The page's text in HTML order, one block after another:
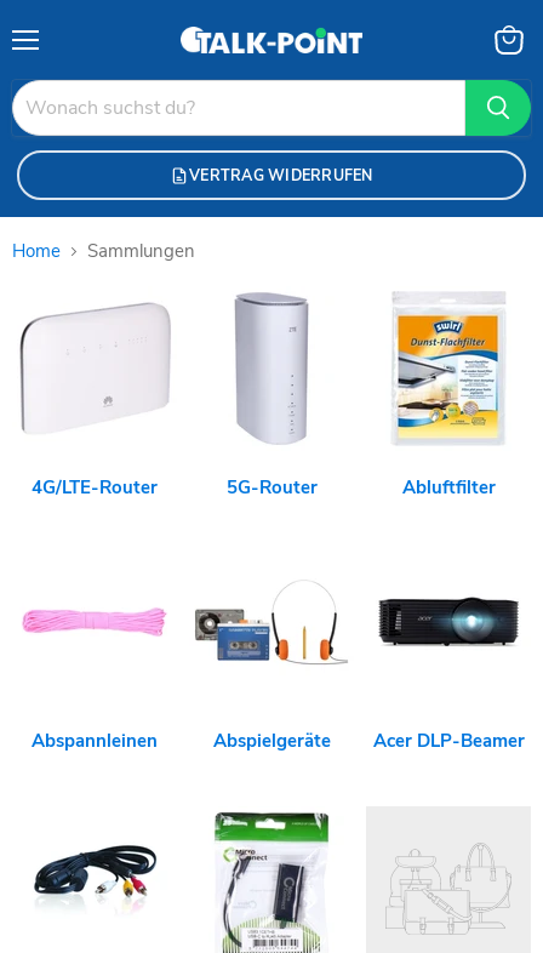
VERTRAG WIDERRUFEN
Home Sammlungen
Sammlungen
4G/LTE-Router 5G-Router Abluftfilter
Abspannleinen Abspielgeräte Acer DLP-Beamer